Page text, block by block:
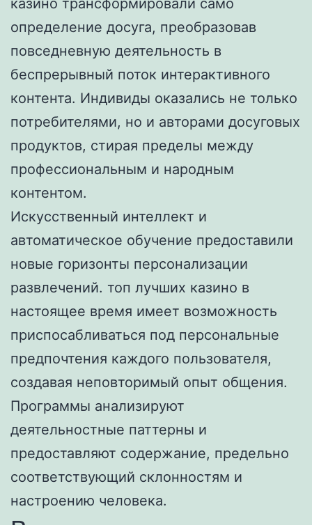
определение досуга, преобразовав
повседневную деятельность в
беспрерывный поток интерактивного
контента. Индивиды оказались не только
потребителями, но и авторами досуговых
продуктов, стирая пределы между
профессиональным и народным
контентом.
Искусственный интеллект и
автоматическое обучение предоставили
новые горизонты персонализации
развлечений. топ лучших казино в
настоящее время имеет возможность
приспосабливаться под персональные
предпочтения каждого пользователя,
создавая неповторимый опыт общения.
Программы анализируют
деятельностные паттерны и
предоставляют содержание, предельно
соответствующий склонностям и
настроению человека.